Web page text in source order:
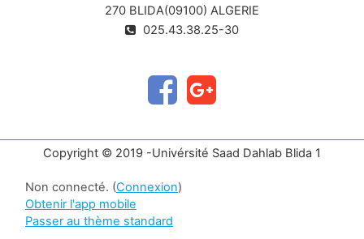
270 BLIDA(09100) ALGERIE
025.43.38.25-30
Copyright © 2019 -Univérsité Saad Dahlab Blida 1
Non connecté. (Connexion)
Obtenir l'app mobile
Passer au thème standard